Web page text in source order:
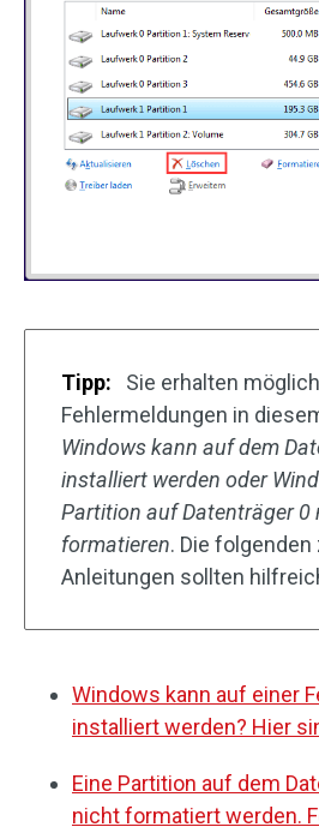
Tipp:
Sie erhalten
Fehlermeldungen in
Windows kann auf dem
installiert werden oder
Partition auf Datenträger 0
formatieren. Die folgenden
Anleitungen sollten
Windows kann auf einer
installiert werden? Hier
Eine Partition auf dem
nicht formatiert werden.